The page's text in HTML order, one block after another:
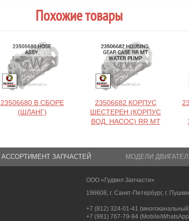
Похожие товары
23506680 В СБОРЕ
(ШЛАНГ)
23506682 КОРПУС
ШЕСТЕРЕН (КОРПУС
ВОД. НАСОС) RR MT
АССОРТИМЕНТ ЗАПЧАСТЕЙ МОДЕЛИ
ООО «Гудвил Запчасти»
196608, г. Санкт-Петербург, г.
+7 (812) 324-01-41
+7 (981) 767-79-94 (Mobile/